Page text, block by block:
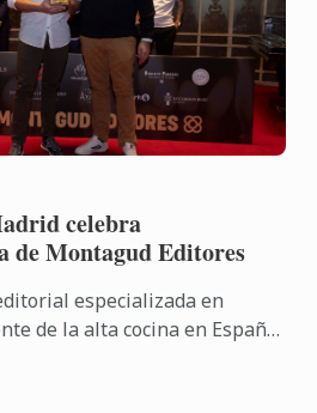
celebra
de Montagud Editores
especializada en
de la alta cocina en España,